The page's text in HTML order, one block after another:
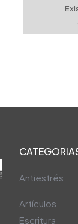
Antiestrés
Artículos
Escritura